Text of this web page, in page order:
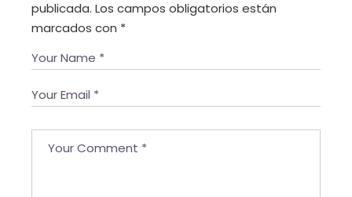
publicada. Los campos obligatorios están
marcados con *